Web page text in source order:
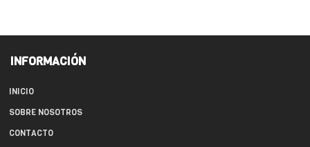
INFORMACIÓN
INICIO
SOBRE NOSOTROS
CONTACTO